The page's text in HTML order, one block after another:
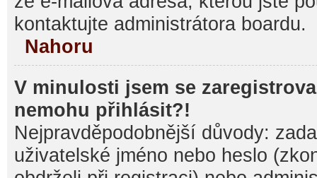
kontaktujte administrátora boardu.
Nahoru
V minulosti jsem se
nemohu přihlásit?!
Nejpravděpodobnější důvody:
uživatelské jméno nebo heslo